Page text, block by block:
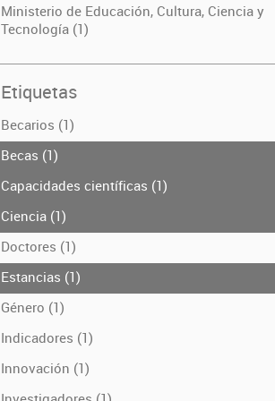
Ministerio de Educación, Cultura, Ciencia y
Tecnología (1)
Etiquetas
Becarios (1)
Becas (1)
Capacidades científicas (1)
Ciencia (1)
Doctores (1)
Estancias (1)
Género (1)
Indicadores (1)
Innovación (1)